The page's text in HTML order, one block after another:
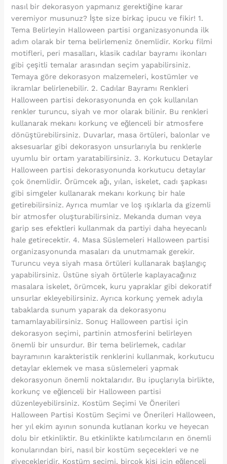
nasıl bir dekorasyon yapmanız gerektiğine karar
veremiyor musunuz? İşte size birkaç ipucu ve fikir! 1.
Tema Belirleyin Halloween partisi organizasyonunda ilk
adım olarak bir tema belirlemeniz önemlidir. Korku filmi
motifleri, peri masalları, klasik cadılar bayramı ikonları
gibi çeşitli temalar arasından seçim yapabilirsiniz.
Temaya göre dekorasyon malzemeleri, kostümler ve
ikramlar belirlenebilir. 2. Cadılar Bayramı Renkleri
Halloween partisi dekorasyonunda en çok kullanılan
renkler turuncu, siyah ve mor olarak bilinir. Bu renkleri
kullanarak mekanı korkunç ve eğlenceli bir atmosfere
dönüştürebilirsiniz. Duvarlar, masa örtüleri, balonlar ve
aksesuarlar gibi dekorasyon unsurlarıyla bu renklerle
uyumlu bir ortam yaratabilirsiniz. 3. Korkutucu Detaylar
Halloween partisi dekorasyonunda korkutucu detaylar
çok önemlidir. Örümcek ağı, yılan, iskelet, cadı şapkası
gibi simgeler kullanarak mekanı korkunç bir hale
getirebilirsiniz. Ayrıca mumlar ve loş ışıklarla da gizemli
bir atmosfer oluşturabilirsiniz. Mekanda duman veya
garip ses efektleri kullanmak da partiyi daha heyecanlı
hale getirecektir. 4. Masa Süslemeleri Halloween partisi
organizasyonunda masaları da unutmamak gerekir.
Turuncu veya siyah masa örtüleri kullanarak başlangıç
yapabilirsiniz. Üstüne siyah örtülerle kaplayacağınız
masalara iskelet, örümcek, kuru yapraklar gibi dekoratif
unsurlar ekleyebilirsiniz. Ayrıca korkunç yemek adıyla
tabaklarda sunum yaparak da dekorasyonu
tamamlayabilirsiniz. Sonuç Halloween partisi için
dekorasyon seçimi, partinin atmosferini belirleyen
önemli bir unsurdur. Bir tema belirlemek, cadılar
bayramının karakteristik renklerini kullanmak, korkutucu
detaylar eklemek ve masa süslemeleri yapmak
dekorasyonun önemli noktalarıdır. Bu ipuçlarıyla birlikte,
korkunç ve eğlenceli bir Halloween partisi
düzenleyebilirsiniz. Kostüm Seçimi Ve Önerileri
Halloween Partisi Kostüm Seçimi ve Önerileri Halloween,
her yıl ekim ayının sonunda kutlanan korku ve heyecan
dolu bir etkinliktir. Bu etkinlikte katılımcıların en önemli
konularından biri, nasıl bir kostüm seçecekleri ve ne
giyecekleridir. Kostüm seçimi, birçok kişi için eğlenceli